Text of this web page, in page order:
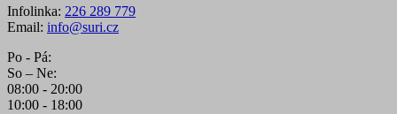
Infolinka: 226 289 779
Email: info@suri.cz
Po - Pá:
So – Ne:
08:00 - 20:00
10:00 - 18:00